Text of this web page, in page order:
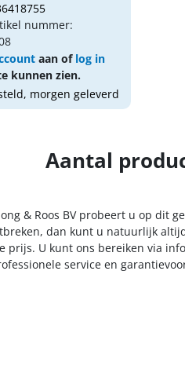
nummer:
aan of log in
kunnen zien.
morgen geleverd
Aantal
& Roos BV probeert u op dit
dan kunt u natuurlijk
prijs. U kunt ons bereiken via
service en